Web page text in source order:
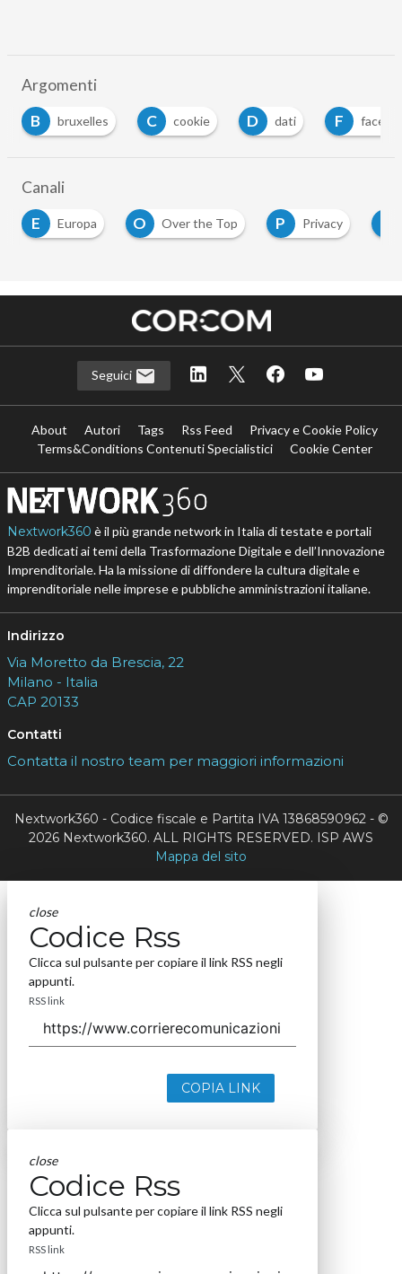
Argomenti
B
bruxelles C cookie D dati F
Canali
E
Europa O Over the Top P Privacy
Seguici
About Autori Tags Rss Feed
Privacy e Cookie Policy
Terms&Conditions Contenuti Specialistici
Cookie Center
Nextwork360 è il più grande network in Italia di testate e portali
B2B dedicati ai temi della Trasformazione Digitale e dell’Innovazione
Imprenditoriale. Ha la missione di diffondere la cultura digitale e
imprenditoriale nelle imprese e pubbliche amministrazioni italiane.
Indirizzo
Via Moretto da Brescia, 22
Milano - Italia
CAP 20133
Contatti
Contatta il nostro team per maggiori informazioni
Nextwork360 - Codice fiscale e Partita IVA 13868590962 - ©
2026 Nextwork360. ALL RIGHTS RESERVED. ISP AWS
Mappa del sito
close
Codice Rss
Clicca sul pulsante per copiare il link RSS negli
appunti.
RSS link
COPIA LINK
close
Codice Rss
Clicca sul pulsante per copiare il link RSS negli
appunti.
RSS link